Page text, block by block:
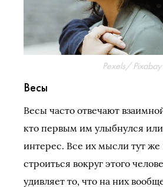
Pexels/ Pixabay
Весы
Весы часто отвечают
кто первым им улыбнулся
интерес. Все их мысли тут
строиться вокруг этого
удивляет то, что на них